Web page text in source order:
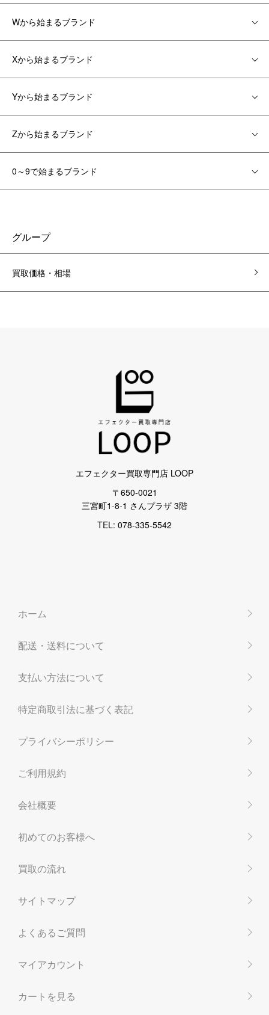
Wから始まるブランド
Xから始まるブランド
Yから始まるブランド
Zから始まるブランド
0～9で始まるブランド
グループ
買取価格・相場
エフェクター買取専門店 LOOP
〒650-0021
三宮町1-8-1 さんプラザ 3階
TEL: 078-335-5542
ホーム
配送・送料について
支払い方法について
特定商取引法に基づく表記
プライバシーポリシー
ご利用規約
会社概要
初めてのお客様へ
買取の流れ
サイトマップ
よくあるご質問
マイアカウント
カートを見る